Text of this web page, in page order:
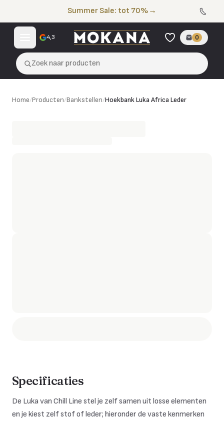
Summer Sale: tot 70% →
4,3 0
Zoek naar producten
Hoekbank Luka Africa Leder
Home/Producten/Bankstellen/Hoekbank Luka Africa Leder
Specificaties
De Lukavan Chill Line stel je zelf samen uit losse elementen
en je kiest zelf stof of leder; hieronder de vaste kenmerken